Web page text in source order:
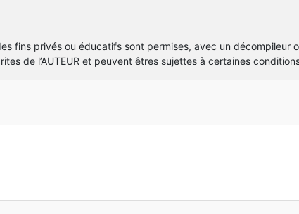
fins privés ou éducatifs sont permises, avec un décompileur
de l’AUTEUR et peuvent êtres sujettes à certaines